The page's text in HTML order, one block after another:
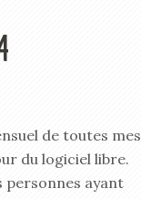
de toutes mes
du logiciel libre.
personnes ayant